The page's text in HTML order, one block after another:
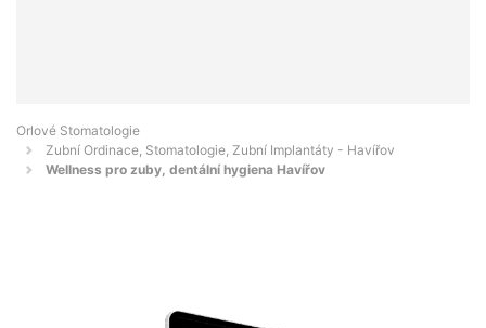
Orlové Stomatologie
Zubní Ordinace, Stomatologie, Zubní Implantáty - Havířov
Wellness pro zuby, dentální hygiena Havířov